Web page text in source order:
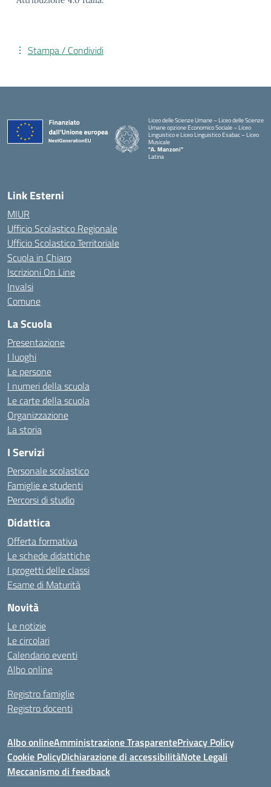
Stampa / Condividi
Liceo delle Scienze Umane – Liceo delle Scienze
Umane opzione Economico Sociale – Liceo
Linguistico e Liceo Linguistico Esabac – Liceo
Musicale
"A. Manzoni"
Latina
Link Esterni
MIUR
Ufficio Scolastico Regionale
Ufficio Scolastico Territoriale
Scuola in Chiaro
Iscrizioni On Line
Invalsi
Comune
La Scuola
Presentazione
I luoghi
Le persone
I numeri della scuola
Le carte della scuola
Organizzazione
La storia
I Servizi
Personale scolastico
Famiglie e studenti
Percorsi di studio
Didattica
Offerta formativa
Le schede didattiche
I progetti delle classi
Esame di Maturità
Novità
Le notizie
Le circolari
Calendario eventi
Albo online
Registro famiglie
Registro docenti
Albo onlineAmministrazione TrasparentePrivacy Policy
Cookie PolicyDichiarazione di accessibilitàNote Legali
Meccanismo di feedback